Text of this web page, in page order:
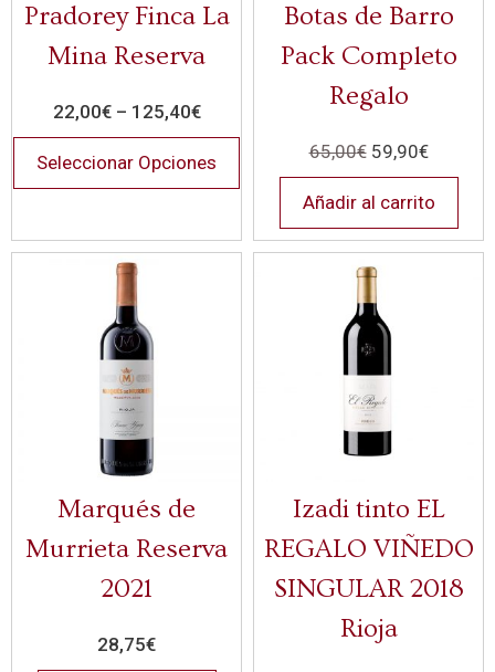
Pradorey Finca La
Mina Reserva
22,00€– 125,40€
Seleccionar Opciones
Botas de Barro
Pack Completo
Regalo
65,00€ 59,90€
Añadir al carrito
Marqués de
Murrieta Reserva
2021
28,75€
Izadi tinto EL
REGALO VIÑEDO
SINGULAR 2018
Rioja